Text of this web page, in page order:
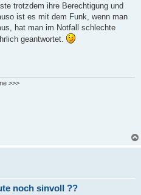
trotzdem ihre Berechtigung und
ist es mit dem Funk, wenn man
hat man im Notfall schlechte
geantwortet.
>>>
noch sinvoll ??